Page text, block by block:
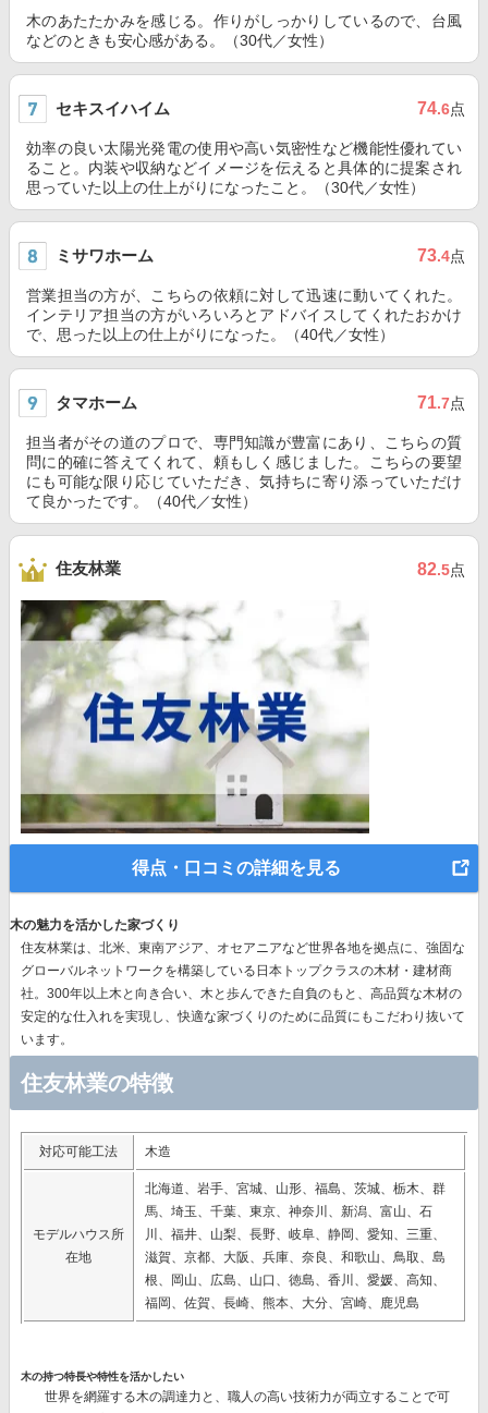
木のあたたかみを感じる。作りがしっかりしているので、台風
などのときも安心感がある。（30代／女性）
セキスイハイム 74.6点
効率の良い太陽光発電の使用や高い気密性など機能性優れてい
ること。内装や収納などイメージを伝えると具体的に提案され
思っていた以上の仕上がりになったこと。（30代／女性）
ミサワホーム 73.4点
営業担当の方が、こちらの依頼に対して迅速に動いてくれた。
インテリア担当の方がいろいろとアドバイスしてくれたおかけ
で、思った以上の仕上がりになった。（40代／女性）
タマホーム 71.7点
担当者がその道のプロで、専門知識が豊富にあり、こちらの質
問に的確に答えてくれて、頼もしく感じました。こちらの要望
にも可能な限り応じていただき、気持ちに寄り添っていただけ
て良かったです。（40代／女性）
住友林業 82.5点
得点・口コミの詳細を見る
木の魅力を活かした家づくり
住友林業は、北米、東南アジア、オセアニアなど世界各地を拠点に、強固な
グローバルネットワークを構築している日本トップクラスの木材・建材商
社。300年以上木と向き合い、木と歩んできた自負のもと、高品質な木材の
安定的な仕入れを実現し、快適な家づくりのために品質にもこだわり抜いて
います。
住友林業の特徴
対応可能工法 木造
モデルハウス所
在地
北海道、岩手、宮城、山形、福島、茨城、栃木、群
馬、埼玉、千葉、東京、神奈川、新潟、富山、石
川、福井、山梨、長野、岐阜、静岡、愛知、三重、
滋賀、京都、大阪、兵庫、奈良、和歌山、鳥取、島
根、岡山、広島、山口、徳島、香川、愛媛、高知、
福岡、佐賀、長崎、熊本、大分、宮崎、鹿児島
木の持つ特長や特性を活かしたい
世界を網羅する木の調達力と、職人の高い技術力が両立することで可